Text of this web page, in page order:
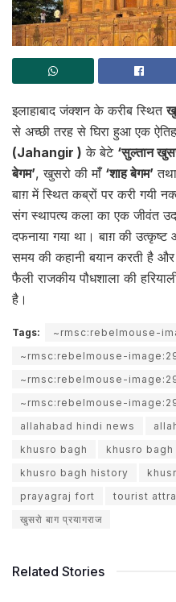
इलाहाबाद जंक्शन के करीब स्थित
से अच्छी तरह से घिरा हुआ एक
(Jahangir ) के बेटे ‘सुल्तान
बेगम’, खुसरो की माँँ ‘शाह बेगम’
बाग़ में स्थित कब्रों पर करी गयी
संग स्थापत्य कला का एक जीवंत
दफनाया गया था। बाग़ की
समय की कहानी बयान करती है
फैली राजकीय पौधशाला की
है।
Tags:
~rmsc:rebelmouse-
~rmsc:rebelmouse-
~rmsc:rebelmouse-
~rmsc:rebelmouse-
allahabad hindi news
khusro bagh
khusro bagh
khusro bagh history
prayagraj fort
tourist
खुसरो बाग प्रयागराज
Related Stories